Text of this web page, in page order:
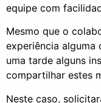
equipe com
Mesmo que o
experiência alguma
uma tarde alguns
compartilhar estes
Neste caso,